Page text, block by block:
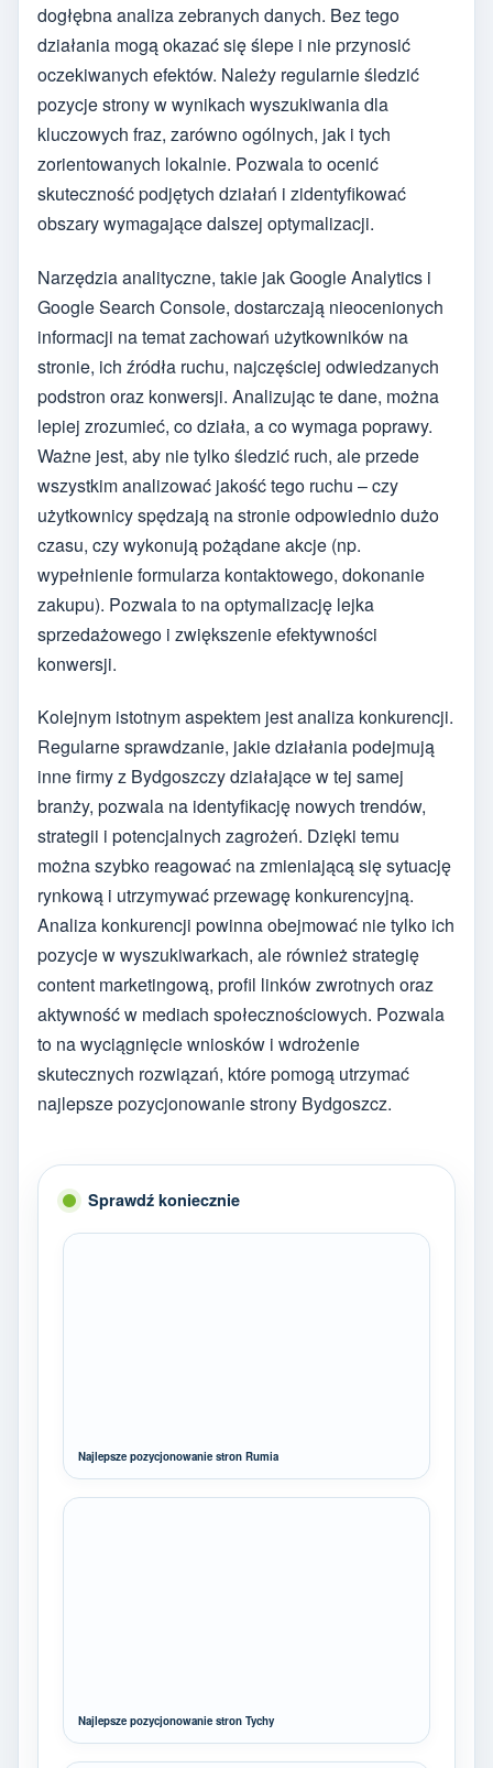
dogłębna analiza zebranych danych. Bez tego
działania mogą okazać się ślepe i nie przynosić
oczekiwanych efektów. Należy regularnie śledzić
pozycje strony w wynikach wyszukiwania dla
kluczowych fraz, zarówno ogólnych, jak i tych
zorientowanych lokalnie. Pozwala to ocenić
skuteczność podjętych działań i zidentyfikować
obszary wymagające dalszej optymalizacji.
Narzędzia analityczne, takie jak Google Analytics i
Google Search Console, dostarczają nieocenionych
informacji na temat zachowań użytkowników na
stronie, ich źródła ruchu, najczęściej odwiedzanych
podstron oraz konwersji. Analizując te dane, można
lepiej zrozumieć, co działa, a co wymaga poprawy.
Ważne jest, aby nie tylko śledzić ruch, ale przede
wszystkim analizować jakość tego ruchu – czy
użytkownicy spędzają na stronie odpowiednio dużo
czasu, czy wykonują pożądane akcje (np.
wypełnienie formularza kontaktowego, dokonanie
zakupu). Pozwala to na optymalizację lejka
sprzedażowego i zwiększenie efektywności
konwersji.
Kolejnym istotnym aspektem jest analiza konkurencji.
Regularne sprawdzanie, jakie działania podejmują
inne firmy z Bydgoszczy działające w tej samej
branży, pozwala na identyfikację nowych trendów,
strategii i potencjalnych zagrożeń. Dzięki temu
można szybko reagować na zmieniającą się sytuację
rynkową i utrzymywać przewagę konkurencyjną.
Analiza konkurencji powinna obejmować nie tylko ich
pozycje w wyszukiwarkach, ale również strategię
content marketingową, profil linków zwrotnych oraz
aktywność w mediach społecznościowych. Pozwala
to na wyciągnięcie wniosków i wdrożenie
skutecznych rozwiązań, które pomogą utrzymać
najlepsze pozycjonowanie strony Bydgoszcz.
Sprawdź koniecznie
Najlepsze pozycjonowanie stron Rumia
Najlepsze pozycjonowanie stron Tychy